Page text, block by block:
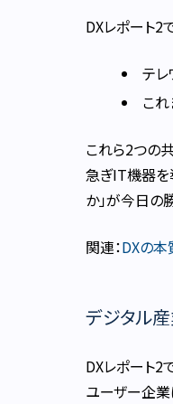
DXレポート2
テ
こ
これら2つの
急ぎIT機器を
か」が今日の
関連：DXの本
デジタル
DXレポート2
ユーザー企業